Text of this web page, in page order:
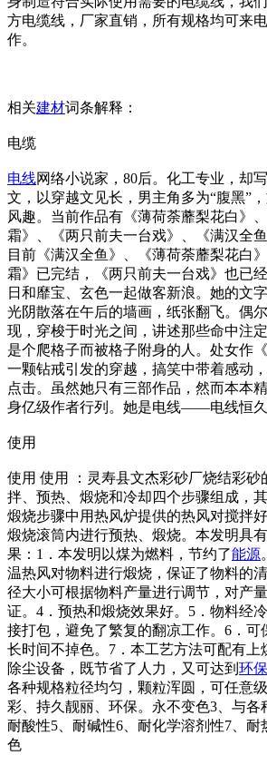
方电缆线，厂家直销，所有规格均可来
作。
相关建材词条解释：
电缆
电线网络小说家，80后。化工专业，却
文，以穿越文见长，男主角多为“腹黑”
风趣。当前作品有《薄荷荼蘼梨花白》
霜》、《两只前夫一台戏》、《满汉全
目前《满汉全鱼》、《薄荷荼蘼梨花白
霜》已完结，《两只前夫一台戏》也已
日和靡宝、玄色一起做客新浪。她的文
光阴散落在午后的墙画，纸张翻飞。偶
现，穿梭于时光之间，讲述那些命中注
是个爬格子而被格子附身的人。处女作
一颗钻戒引发的穿越，搞笑中带着感动
点击。虽然她只有三部作品，然而本本
身亿级作者行列。她是电线——电线恒久
使用
使用 使用 ：灵寿县文杰彩砂厂烧结彩砂
拌、预热、煅烧和冷却四个步骤组成，
煅烧步骤中用热风炉提供的热风对搅拌
煅烧滚筒内进行预热、煅烧。本发明具
果：1．本发明以煤为燃料，节约了能源
温热风对物料进行煅烧，保证了物料的
径大小可根据物料产量进行调节，对产
证。4．预热和煅烧效果好。5．物料经
接打包，避免了繁复的翻凉工作。6．可
长时间不掉色。7．本工艺方法可配有上
除尘设备，既节省了人力，又可达到 环保
各种规格粒径均匀，颗粒浑圆，可任意
彩、持久靓丽、环保。永不变色3、与各
耐酸性5、耐碱性6、耐化学溶剂性7、耐
色